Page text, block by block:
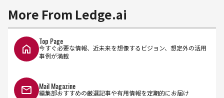
More From Ledge.ai
Top Page
今すぐ必要な情報、近未来を想像するビジョン、想定外の活用
事例が満載
Mail Magazine
編集部おすすめの厳選記事や有用情報を定期的にお届け